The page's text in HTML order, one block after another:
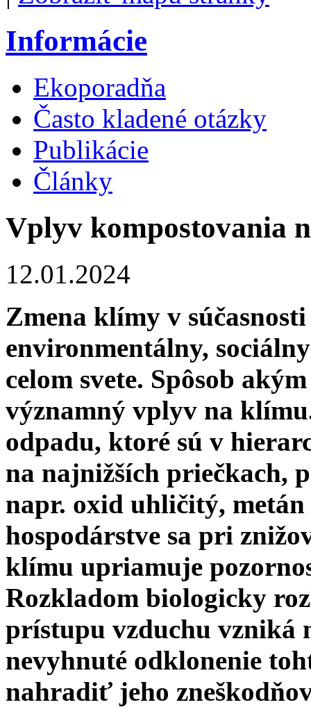
Informácie
Ekoporadňa
Často kladené otázky
Publikácie
Články
Vplyv kompostovania
12.01.2024
Zmena klímy v
environmentálny,
celom svete. Spôsob
významný vplyv na
odpadu, ktoré sú v
na najnižších priečkach,
napr. oxid uhličitý,
hospodárstve sa pri
klímu upriamuje
Rozkladom biologicky
prístupu vzduchu vzniká
nevyhnuté odklonenie
nahradiť jeho